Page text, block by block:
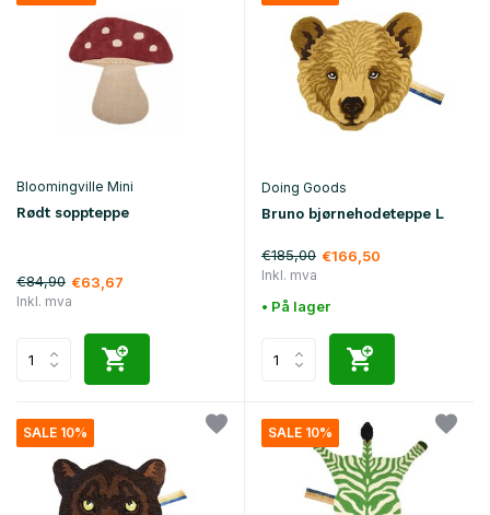
Bloomingville Mini
Rødt soppteppe
€84,90 €63,67
Inkl. mva
Doing Goods
Bruno bjørnehodeteppe L
€185,00 €166,50
Inkl. mva
• På lager
SALE 10% SALE 10%